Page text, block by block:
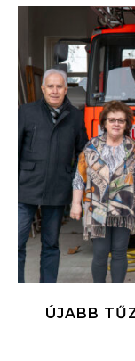
ÚJABB